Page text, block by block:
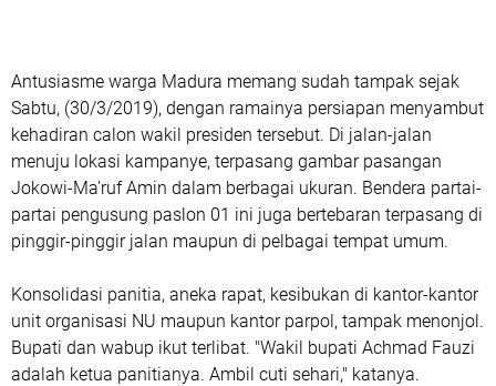
Antusiasme warga Madura memang sudah tampak sejak
Sabtu, (30/3/2019), dengan ramainya persiapan menyambut
kehadiran calon wakil presiden tersebut. Di jalan-jalan
menuju lokasi kampanye, terpasang gambar pasangan
Jokowi-Ma'ruf Amin dalam berbagai ukuran. Bendera partai-
partai pengusung paslon 01 ini juga bertebaran terpasang di
pinggir-pinggir jalan maupun di pelbagai tempat umum.
Konsolidasi panitia, aneka rapat, kesibukan di kantor-kantor
unit organisasi NU maupun kantor parpol, tampak menonjol.
Bupati dan wabup ikut terlibat. "Wakil bupati Achmad Fauzi
adalah ketua panitianya. Ambil cuti sehari," katanya.